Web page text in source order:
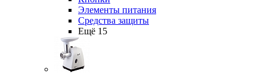
Элементы питания
Средства защиты
Ещё 15